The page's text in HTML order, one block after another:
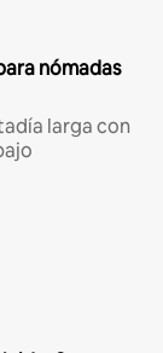
nómadas
larga con